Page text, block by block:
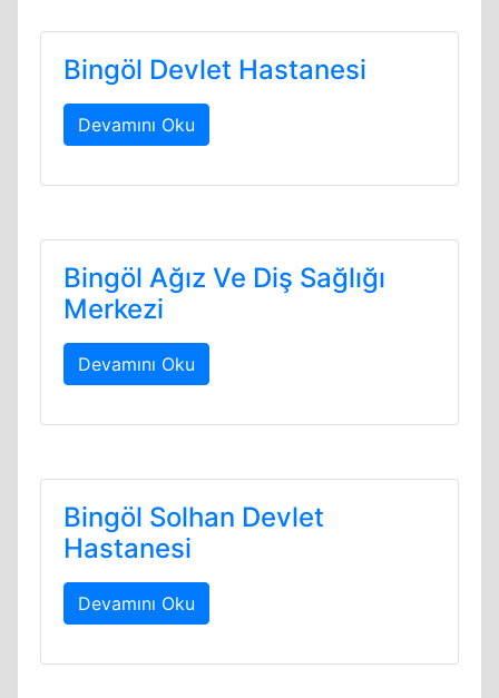
Bingöl Devlet Hastanesi
Devamını Oku
Bingöl Ağız Ve Diş Sağlığı
Merkezi
Devamını Oku
Bingöl Solhan Devlet
Hastanesi
Devamını Oku